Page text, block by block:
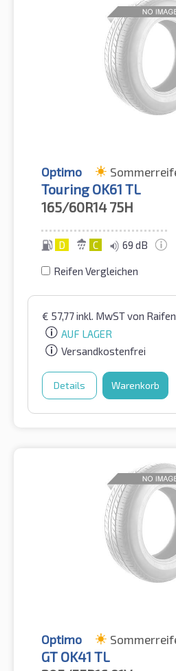
Optimo
Touring OK61 TL
165/60R14 75H
D C 69 dB
Reifen Vergleichen
€ 57,77inkl. MwSTvon
AUF LAGER
Versandkostenfrei
Details Warenkorb
Optimo
GT OK41 TL